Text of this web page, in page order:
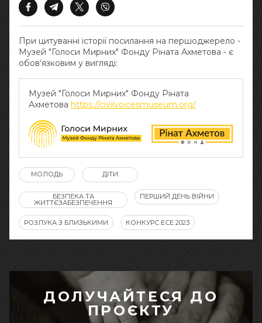
При цитуванні історії посилання на першоджерело -
Музей "Голоси Мирних" Фонду Ріната Ахметова - є
обов‘язковим у вигляді:
Музей "Голоси Мирних" Фонду Ріната
Ахметова https://civilvoicesmuseum.org/
МОЛОДЬ ДІТИ
БЕЗПЕКА ТА
ЖИТТЄЗАБЕЗПЕЧЕННЯ
ПЕРШИЙ ДЕНЬ ВІЙНИ
РОЗЛУКА З БЛИЗЬКИМИ КОНКУРС ЕСЕ 2023
ДОЛУЧАЙТЕСЯ ДО
ПРОЄКТУ